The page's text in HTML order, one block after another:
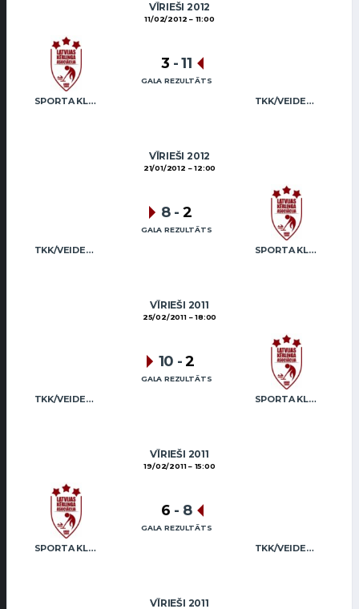
VĪRIEŠI 2012
11/02/2012 11:00
SPORTA KLUBS “OB” / REGŽA TKK/VEIDEMANIS
3 - 11
GALA REZULTĀTS
VĪRIEŠI 2012
21/01/2012 12:00
TKK/VEIDEMANIS SPORTA KLUBS “OB” / REGŽA
8 - 2
GALA REZULTĀTS
VĪRIEŠI 2011
25/02/2011 18:00
TKK/VEIDEMANIS SPORTA KLUBS “OB” / REGŽA
10 -2
GALA REZULTĀTS
VĪRIEŠI 2011
19/02/2011 15:00
SPORTA KLUBS “OB” / REGŽA TKK/VEIDEMANIS
6 - 8
GALA REZULTĀTS
VĪRIEŠI 2011